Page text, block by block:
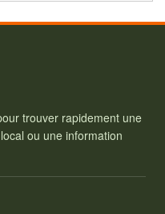
trouver rapidement une
ou une information